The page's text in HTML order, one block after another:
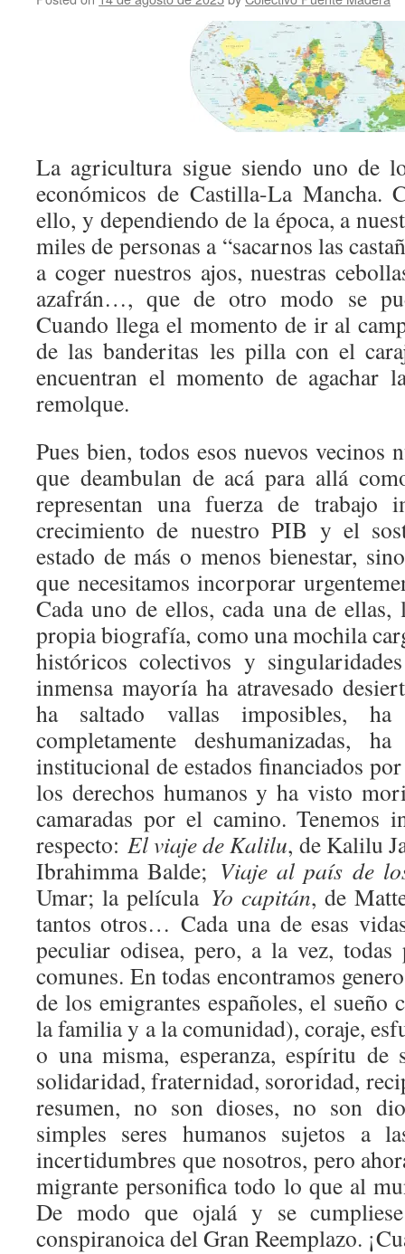
La agricultura sigue siendo uno de
económicos de Castilla-La Mancha.
ello, y dependiendo de la época, a
miles de personas a “sacarnos las
a coger nuestros ajos, nuestras
azafrán…, que de otro modo se
Cuando llega el momento de ir al
de las banderitas les pilla con el
encuentran el momento de agachar
remolque.
Pues bien, todos esos nuevos vecinos
que deambulan de acá para allá
representan una fuerza de trabajo
crecimiento de nuestro PIB y el
estado de más o menos bienestar,
que necesitamos incorporar
Cada uno de ellos, cada una de ellas,
propia biografía, como una mochila
históricos colectivos y
inmensa mayoría ha atravesado
ha saltado vallas imposibles,
completamente deshumanizadas,
institucional de estados financiados
los derechos humanos y ha visto
camaradas por el camino. Tenemos
respecto:El viaje de Kalilu, de Kalilu
Ibrahimma Balde; Viaje al país de
Umar; la película Yo capitán, de
tantos otros… Cada una de esas
peculiar odisea, pero, a la vez, todas
comunes. En todas encontramos
de los emigrantes españoles, el sueño
la familia y a la comunidad), coraje,
o una misma, esperanza, espíritu de
solidaridad, fraternidad, sororidad,
resumen, no son dioses, no son
simples seres humanos sujetos a
incertidumbres que nosotros, pero
migrante personifica todo lo que al
De modo que ojalá y se
conspiranoica del Gran Reemplazo.